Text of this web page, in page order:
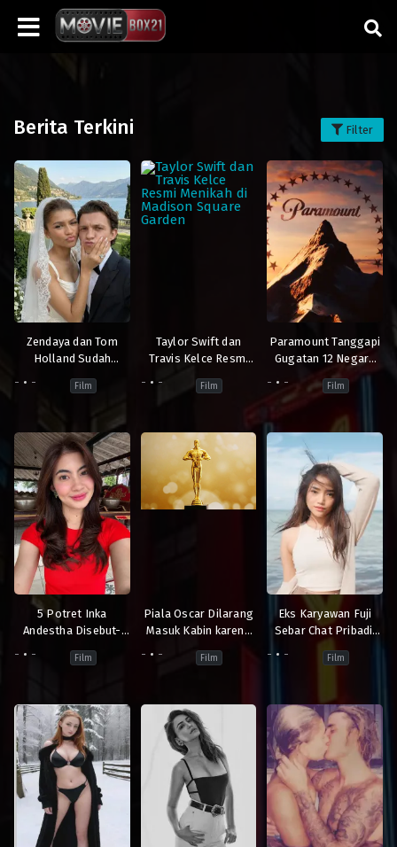
Berita Terkini Filter
Zendaya dan Tom
Holland Sudah
Kamu Ketinggalan!
- - Film
Taylor Swift dan
Travis Kelce Resmi
Square Garden
- - Film
Paramount Tanggapi
Gugatan 12 Negara
Bagian Soal Merger
Warner Bros
- - Film
5 Potret Inka
Andestha Disebut-
Pratama Arhan
- - Film
Piala Oscar Dilarang
Masuk Kabin karena
- - Film
Eks Karyawan Fuji
Sebar Chat Pribadi:
- - Film